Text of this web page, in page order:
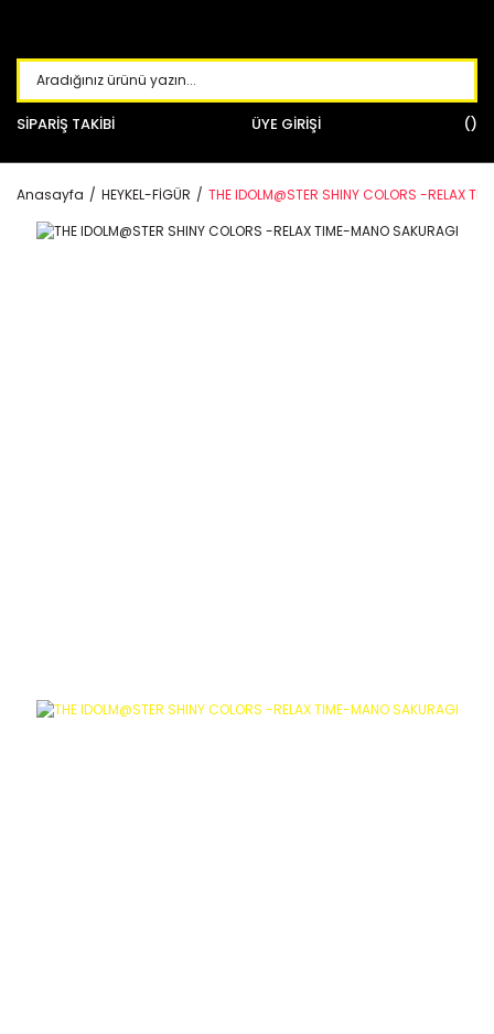
SİPARİŞ TAKİBİ ÜYE GİRİŞİ
Anasayfa HEYKEL-FİGÜR THE IDOLM@STER SHINY COLORS -RELAX